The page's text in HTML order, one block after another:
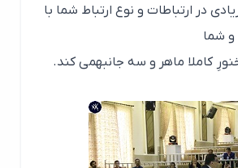
در ارتباطات و نوع ارتباط شما با
ماهر و سه جانبهمی کند.